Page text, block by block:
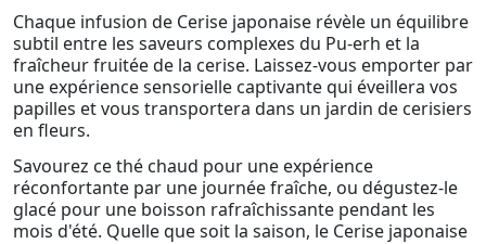
Chaque infusion de Cerise japonaise révèle un équilibre
subtil entre les saveurs complexes du Pu-erh et la
fraîcheur fruitée de la cerise. Laissez-vous emporter par
une expérience sensorielle captivante qui éveillera vos
papilles et vous transportera dans un jardin de cerisiers
en fleurs.
Savourez ce thé chaud pour une expérience
réconfortante par une journée fraîche, ou dégustez-le
glacé pour une boisson rafraîchissante pendant les
mois d'été. Quelle que soit la saison, le Cerise japonaise